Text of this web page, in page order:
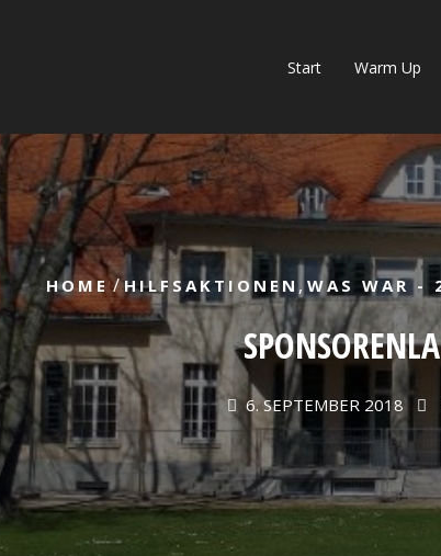
Start Warm Up
HOME/HILFSAKTIONEN , WAS WAR -
6. SEPTEMBER 2018